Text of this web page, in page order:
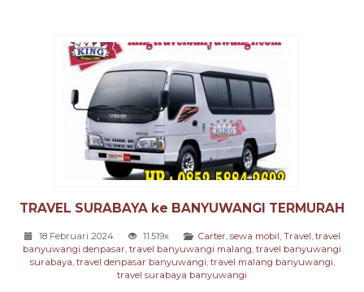
TRAVEL SURABAYA ke BANYUWANGI TERMURAH
18 Februari 2024 11.519x Carter sewa mobil Travel travel
banyuwangi denpasar travel banyuwangi malang travel banyuwangi
surabaya travel denpasar banyuwangi travel malang banyuwangi
travel surabaya banyuwangi